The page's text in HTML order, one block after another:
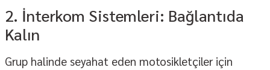
2. İnterkom Sistemleri: Bağlantıda
Kalın
Grup halinde seyahat eden motosikletçiler için